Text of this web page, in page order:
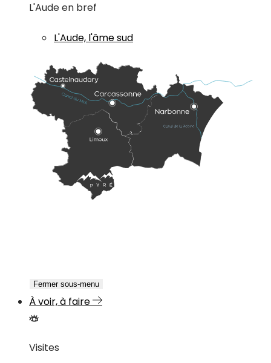
L'Aude en bref
L'Aude, l'âme sud
Fermer sous-menu
À voir, à faire
Visites